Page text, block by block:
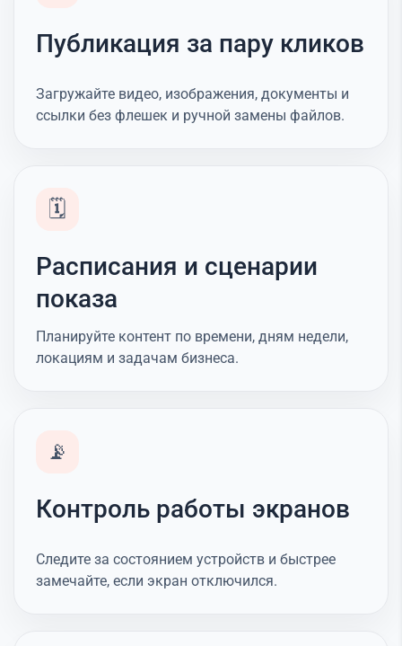
Публикация за пару кликов
Загружайте видео, изображения, документы и
ссылки без флешек и ручной замены файлов.
🗓️
Расписания и сценарии
показа
Планируйте контент по времени, дням недели,
локациям и задачам бизнеса.
📡
Контроль работы экранов
Следите за состоянием устройств и быстрее
замечайте, если экран отключился.